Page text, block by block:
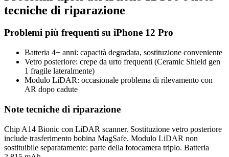
tecniche di riparazione
Problemi più frequenti su iPhone 12 Pro
Batteria 4+ anni: capacità degradata, sostituzione conveniente
Vetro posteriore: crepe da urto frequenti (Ceramic Shield gen
1 fragile lateralmente)
Modulo LiDAR: occasionale problema di rilevamento con
AR dopo cadute
Note tecniche di riparazione
Chip A14 Bionic con LiDAR scanner. Sostituzione vetro posteriore
include trasferimento bobina MagSafe. Modulo LiDAR non
sostituibile separatamente: parte della fotocamera triplo. Batteria